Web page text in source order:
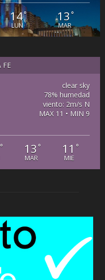
14°
LUN
13 °
MAR
FE
clear sky
78% humedad
viento: 2m/s N
MAX 11 • MIN 9
° 13 °
MAR
11 °
MIE